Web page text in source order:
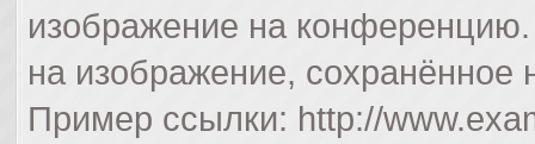
изображение на
на изображение,
Пример ссылки: http://